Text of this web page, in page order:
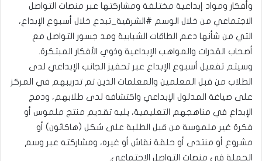
وأفكار ومواد إبداعية مختلفة ومشاركتها عبر منصات التواصل
الاجتماعي من خلال الوسم #الشرقية_تبدع خلال أسبوع الإبداع،
التي من شأنها دعم الطاقات الشبابية ومد جسور التواصل مع
أصحاب القدرات والمواهب الإبداعية وذوي الأفكار المبتكرة.
وسيتم تفعيل أسبوع الإبداع عبر تحفيز الجانب الإبداعي لدى
الطلاب من قبل المعلمين والمعلمات الذين تم تدريبهم في المركز
على صياغة المدلول الإبداعي واكتشافه لدى طلابهم، ودمج
الإبداع في مناهجهم التعليمية، يليه تقديم منتج ملموس أو
فكرة غير ملموسة من قبل الطلبة على شكل (هاكاثون) أو
مشروع أو منتدى أو حلقة نقاش أو غيره، ومشاركته عبر وسم
الحملة في منصات التواصل الاجتماعي.